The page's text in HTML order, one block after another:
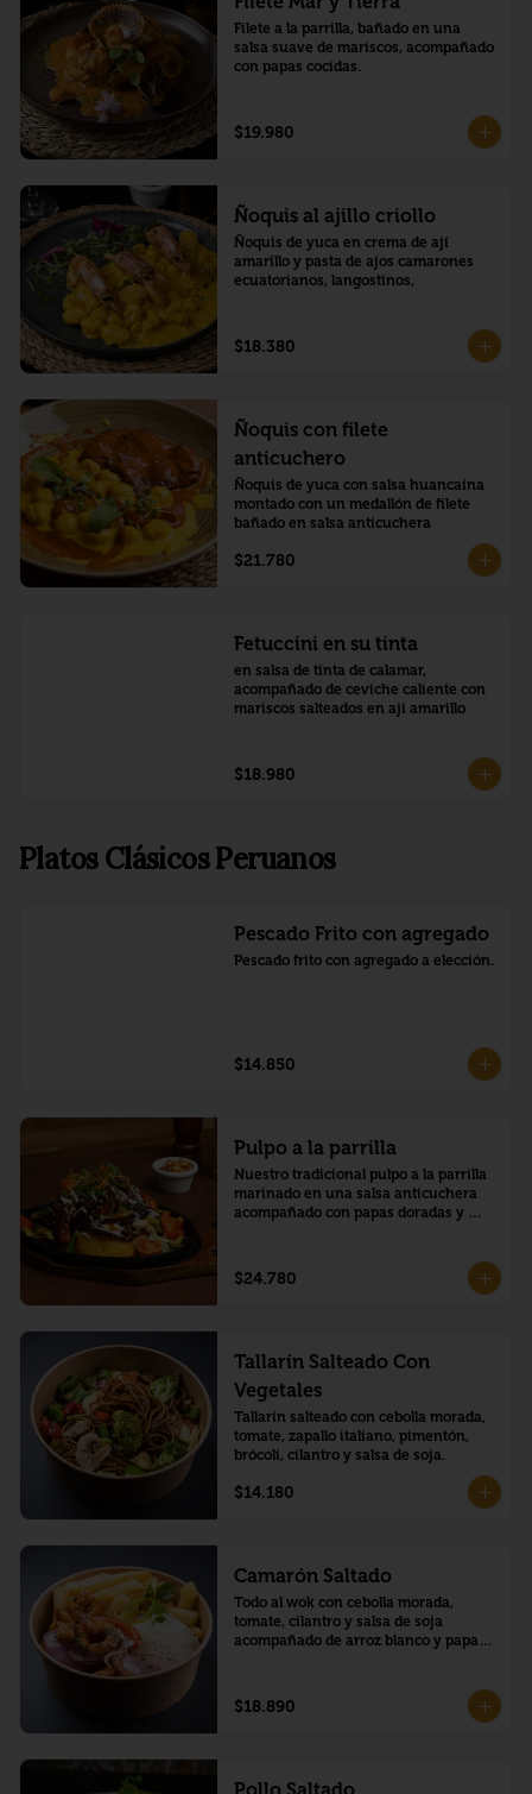
Filete a la parrilla, bañado en una
salsa suave de mariscos, acompañado
con papas cocidas.
$19.980
Ñoquis al ajillo criollo
Ñoquis de yuca en crema de ají
amarillo y pasta de ajos camarones
ecuatorianos, langostinos,
$18.380
Ñoquis con filete
anticuchero
Ñoquis de yuca con salsa huancaína
montado con un medallón de filete
bañado en salsa anticuchera
$21.780
Fetuccini en su tinta
en salsa de tinta de calamar,
acompañado de ceviche caliente con
mariscos salteados en aji amarillo
$18.980
Platos Clásicos Peruanos
Pescado Frito con agregado
Pescado frito con agregado a elección.
$14.850
Pulpo a la parrilla
Nuestro tradicional pulpo a la parrilla
marinado en una salsa anticuchera
acompañado con papas doradas y
$24.780
Tallarín Salteado Con
Vegetales
Tallarín salteado con cebolla morada,
tomate, zapallo italiano, pimentón,
brócoli, cilantro y salsa de soja.
$14.180
Camarón Saltado
Todo al wok con cebolla morada,
tomate, cilantro y salsa de soja
acompañado de arroz blanco y papas
$18.890